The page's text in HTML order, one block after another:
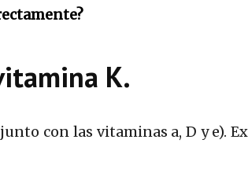
K.
con las vitaminas a, D y e).